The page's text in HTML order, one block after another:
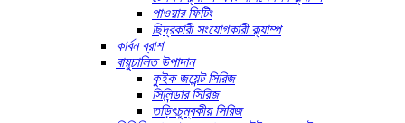
পাওয়ার ফিটিং
ছিদ্রকারী সংযোগকারী ক্ল্যাম্প
কার্বন ব্রাশ
বায়ুচালিত উপাদান
কুইক জয়েন্ট সিরিজ
সিলিন্ডার সিরিজ
তড়িৎচুম্বকীয় সিরিজ